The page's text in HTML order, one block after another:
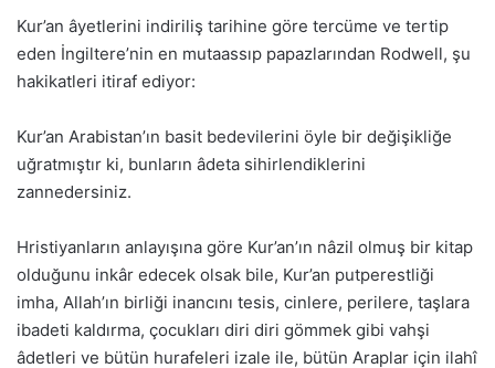
Kur’an âyetlerini indiriliş tarihine göre tercüme ve tertip
eden İngiltere’nin en mutaassıp papazlarından Rodwell, şu
hakikatleri itiraf ediyor:
Kur’an Arabistan’ın basit bedevilerini öyle bir değişikliğe
uğratmıştır ki, bunların âdeta sihirlendiklerini
zannedersiniz.
Hristiyanların anlayışına göre Kur’an’ın nâzil olmuş bir kitap
olduğunu inkâr edecek olsak bile, Kur’an putperestliği
imha, Allah’ın birliği inancını tesis, cinlere, perilere, taşlara
ibadeti kaldırma, çocukları diri diri gömmek gibi vahşi
âdetleri ve bütün hurafeleri izale ile, bütün Araplar için ilahî